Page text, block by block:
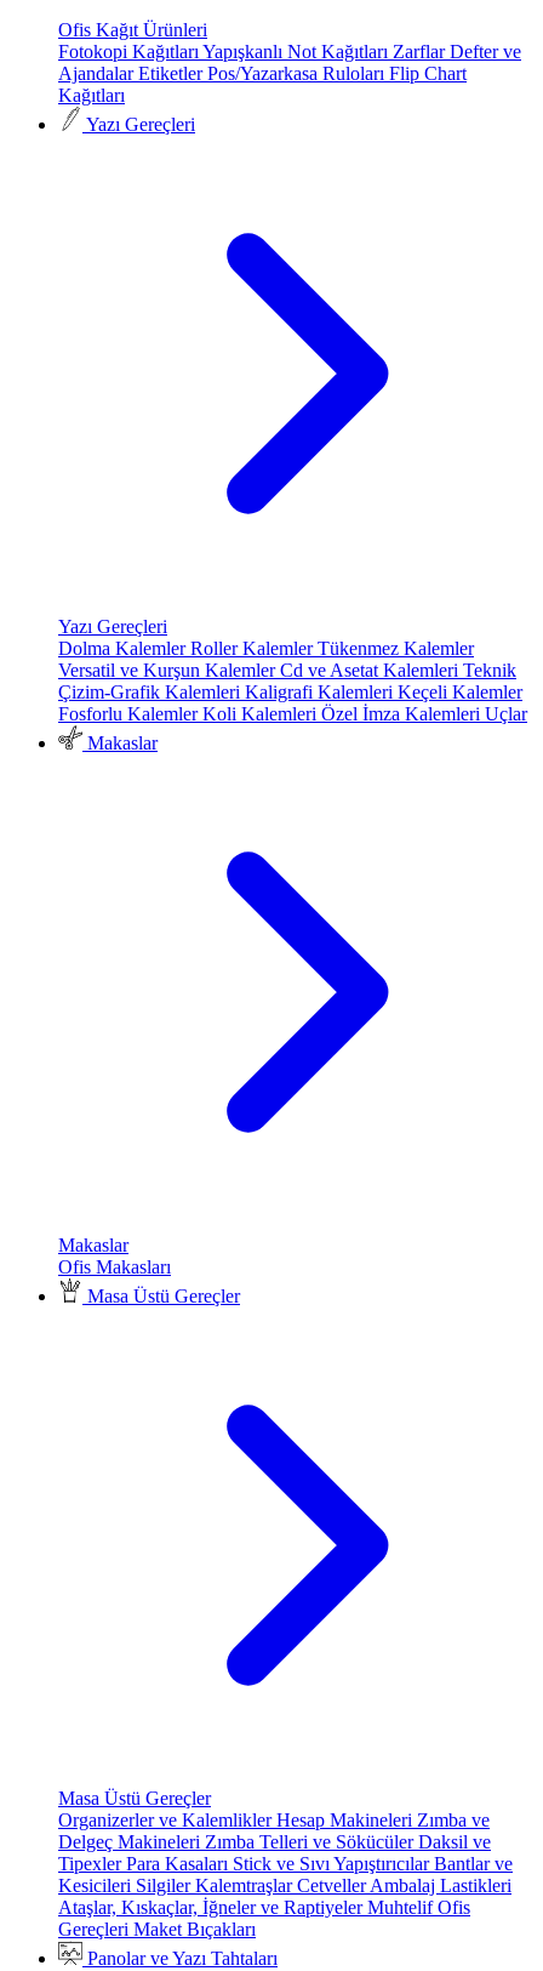
Ofis Kağıt Ürünleri
Fotokopi Kağıtları Yapışkanlı Not Kağıtları ZarflarDefter ve
AjandalarEtiketlerPos/Yazarkasa Ruloları Flip Chart
Kağıtları
Yazı Gereçleri
Yazı Gereçleri
Dolma KalemlerRoller KalemlerTükenmez Kalemler
Versatil ve Kurşun KalemlerCd ve Asetat Kalemleri Teknik
Çizim-Grafik Kalemleri Kaligrafi Kalemleri Keçeli Kalemler
Fosforlu KalemlerKoli Kalemleri Özel İmza Kalemleri Uçlar
Makaslar
Makaslar
Ofis Makasları
Masa Üstü Gereçler
Masa Üstü Gereçler
Organizerler ve KalemliklerHesap Makineleri Zımba ve
Delgeç Makineleri Zımba Telleri ve SökücülerDaksil ve
TipexlerPara Kasaları Stick ve Sıvı YapıştırıcılarBantlar ve
Kesicileri SilgilerKalemtraşlarCetvellerAmbalaj Lastikleri
Ataşlar, Kıskaçlar, İğneler ve RaptiyelerMuhtelif Ofis
Gereçleri Maket Bıçakları
Panolar ve Yazı Tahtaları